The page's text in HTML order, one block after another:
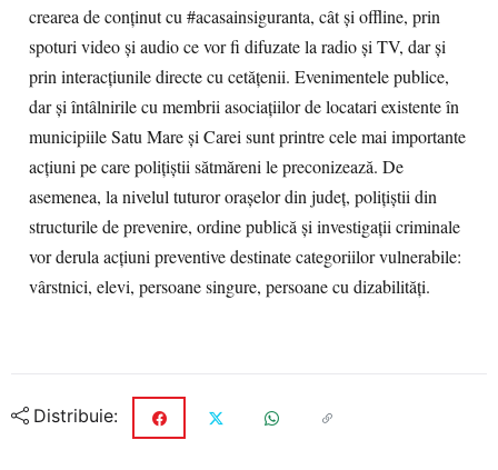
crearea de conținut cu #acasainsiguranta, cât și offline, prin
spoturi video și audio ce vor fi difuzate la radio și TV, dar și
prin interacțiunile directe cu cetățenii. Evenimentele publice,
dar și întâlnirile cu membrii asociațiilor de locatari existente în
municipiile Satu Mare și Carei sunt printre cele mai importante
acțiuni pe care polițiștii sătmăreni le preconizează. De
asemenea, la nivelul tuturor orașelor din județ, polițiștii din
structurile de prevenire, ordine publică și investigații criminale
vor derula acțiuni preventive destinate categoriilor vulnerabile:
vârstnici, elevi, persoane singure, persoane cu dizabilități.
Distribuie: